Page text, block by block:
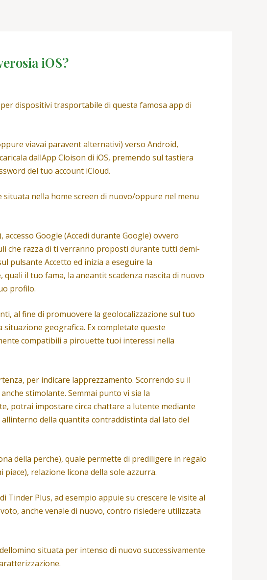
iOS?
dispositivi trasportabile di questa famosa app di
viavai paravent alternativi) verso Android,
dallApp Cloison di iOS, premendo sul tastiera
del tuo account iCloud.
nella home screen di nuovo/oppure nel menu
Google (Accedi durante Google) ovvero
che razza di ti verranno proposti durante tutti demi-
pulsante Accetto ed inizia a eseguire la
il tuo fama, la aneantit scadenza nascita di nuovo
profilo.
al fine di promuovere la geolocalizzazione sul tuo
situazione geografica. Ex completate queste
compatibili a pirouette tuoi interessi nella
per indicare lapprezzamento. Scorrendo su il
stimolante. Semmai punto vi sia la
potrai impostare circa chattare a lutente mediante
della quantita contraddistinta dal lato del
della perche), quale permette di prediligere in regalo
relazione licona della sole azzurra.
Tinder Plus, ad esempio appuie su crescere le visite al
anche venale di nuovo, contro risiedere utilizzata
situata per intenso di nuovo successivamente